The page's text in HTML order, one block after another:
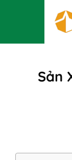
dung
Sản